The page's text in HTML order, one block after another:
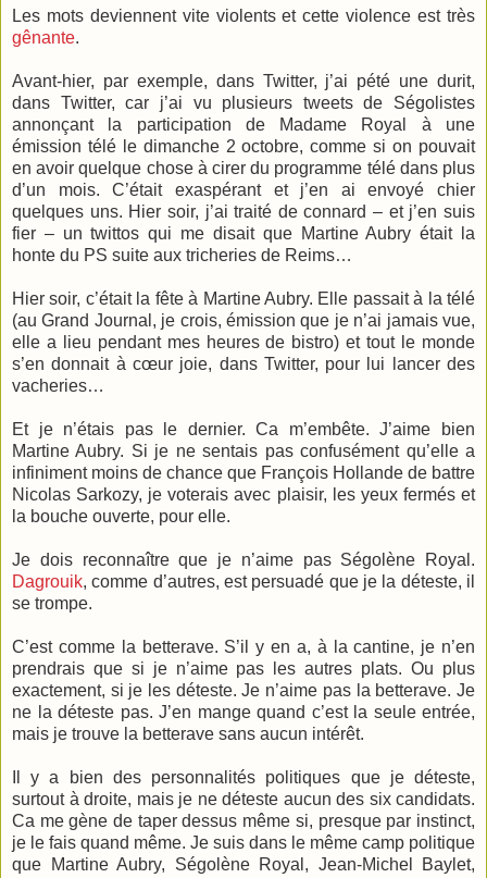
Les mots deviennent vite violents et cette violence est très
gênante.
Avant-hier, par exemple, dans Twitter, j’ai pété une durit,
dans Twitter, car j’ai vu plusieurs tweets de Ségolistes
annonçant la participation de Madame Royal à une
émission télé le dimanche 2 octobre, comme si on pouvait
en avoir quelque chose à cirer du programme télé dans plus
d’un mois. C’était exaspérant et j’en ai envoyé chier
quelques uns. Hier soir, j’ai traité de connard – et j’en suis
fier – un twittos qui me disait que Martine Aubry était la
honte du PS suite aux tricheries de Reims…
Hier soir, c’était la fête à Martine Aubry. Elle passait à la télé
(au Grand Journal, je crois, émission que je n’ai jamais vue,
elle a lieu pendant mes heures de bistro) et tout le monde
s’en donnait à cœur joie, dans Twitter, pour lui lancer des
vacheries…
Et je n’étais pas le dernier. Ca m’embête. J’aime bien
Martine Aubry. Si je ne sentais pas confusément qu’elle a
infiniment moins de chance que François Hollande de battre
Nicolas Sarkozy, je voterais avec plaisir, les yeux fermés et
la bouche ouverte, pour elle.
Je dois reconnaître que je n’aime pas Ségolène Royal.
Dagrouik, comme d’autres, est persuadé que je la déteste, il
se trompe.
C’est comme la betterave. S’il y en a, à la cantine, je n’en
prendrais que si je n’aime pas les autres plats. Ou plus
exactement, si je les déteste. Je n’aime pas la betterave. Je
ne la déteste pas. J’en mange quand c’est la seule entrée,
mais je trouve la betterave sans aucun intérêt.
Il y a bien des personnalités politiques que je déteste,
surtout à droite, mais je ne déteste aucun des six candidats.
Ca me gène de taper dessus même si, presque par instinct,
je le fais quand même. Je suis dans le même camp politique
que Martine Aubry, Ségolène Royal, Jean-Michel Baylet,